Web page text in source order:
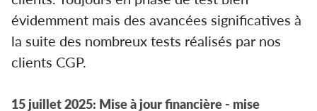
évidemment mais des avancées significatives à
la suite des nombreux tests réalisés par nos
clients CGP.
15 juillet 2025: Mise à jour financière - mise